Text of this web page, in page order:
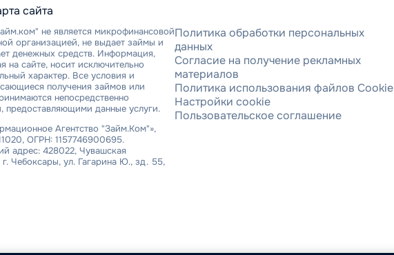
сайта
не является микрофинансовой
организацией, не выдает займы и
денежных средств. Информация,
на сайте, носит исключительно
характер. Все условия и
получения займов или
непосредственно
предоставляющими данные услуги.
Агентство "Займ.Ком"»,
ОГРН: 1157746900695.
адрес: 428022, Чувашская
г. Чебоксары, ул. Гагарина Ю., зд. 55,
Политика обработки персональных
данных
Согласие на получение рекламных
материалов
Политика использования файлов Cookie
Настройки cookie
Пользовательское соглашение